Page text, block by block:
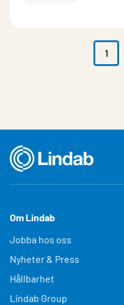
1
Om Lindab
Jobba hos oss
Nyheter & Press
Hållbarhet
Lindab Group